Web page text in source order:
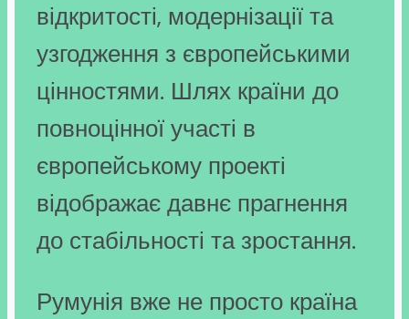
відкритості, модернізації та
узгодження з європейськими
цінностями. Шлях країни до
повноцінної участі в
європейському проекті
відображає давнє прагнення
до стабільності та зростання.
Румунія вже не просто країна